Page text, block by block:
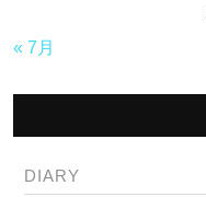
« 7月
DIARY